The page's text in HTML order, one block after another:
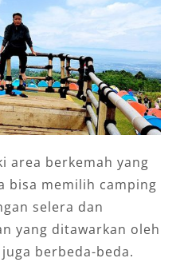
area berkemah yang
bisa memilih camping
selera dan
yang ditawarkan oleh
berbeda-beda.